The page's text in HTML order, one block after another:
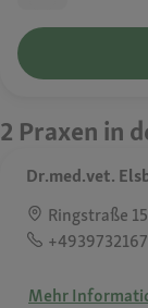
2 Praxen in
Dr.med.vet.
Ringstraße
Mehr